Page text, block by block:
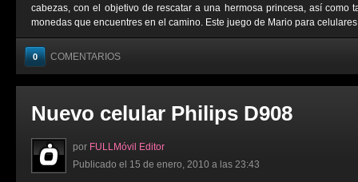
cabezas, con el objetivo de rescatar a una hermosa princesa, así como
monedas que encuentres en el camino. Este juego de Mario para celulares
0 COMENTARIOS
Nuevo celular Philips D908
por FULLMóvil Editor
Publicado el 15 de enero, 2010 a las 23:43